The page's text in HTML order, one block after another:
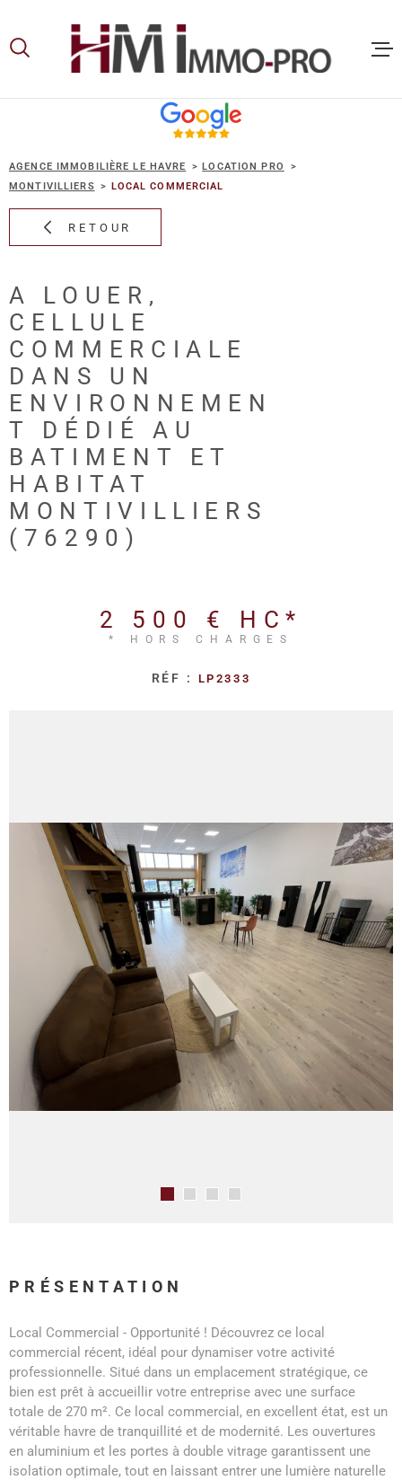
lamenu
contenu
AGENCE IMMOBILIÈRE LE HAVRE
LOCATION PRO
MONTIVILLIERS
LOCAL COMMERCIAL
RETOUR
A LOUER,
CELLULE
COMMERCIALE
DANS UN
ENVIRONNEMEN
T DÉDIÉ AU
BATIMENT ET
HABITAT
MONTIVILLIERS
(76290)
2 500 € HC*
* HORS CHARGES
RÉF : LP2333
PRÉSENTATION
Local Commercial - Opportunité ! Découvrez ce local
commercial récent, idéal pour dynamiser votre activité
professionnelle. Situé dans un emplacement stratégique, ce
bien est prêt à accueillir votre entreprise avec une surface
totale de 270 m². Ce local commercial, en excellent état, est un
véritable havre de tranquillité et de modernité. Les ouvertures
en aluminium et les portes à double vitrage garantissent une
isolation optimale, tout en laissant entrer une lumière naturelle